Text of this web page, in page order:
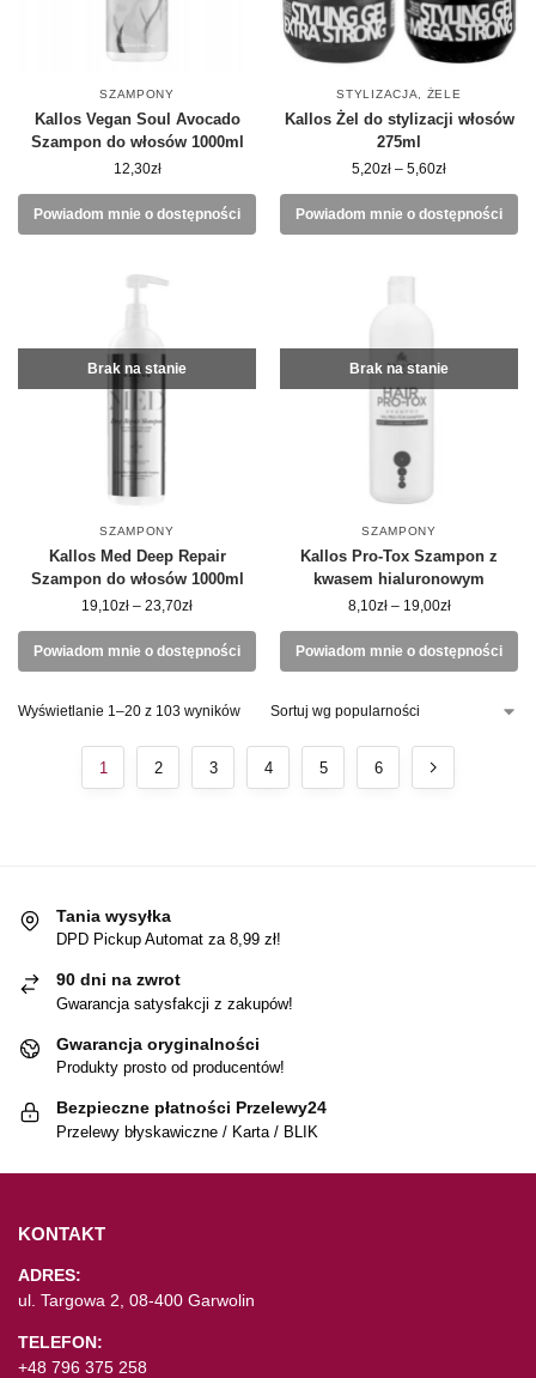
SZAMPONY
Kallos Vegan Soul Avocado
Szampon do włosów 1000ml
12,30zł
Powiadom mnie o dostępności
STYLIZACJA ŻELE
Kallos Żel do stylizacji włosów
275ml
5,20zł – 5,60zł
Powiadom mnie o dostępności
Brak na stanie
SZAMPONY
Kallos Med Deep Repair
Szampon do włosów 1000ml
19,10zł – 23,70zł
Powiadom mnie o dostępności
Brak na stanie
SZAMPONY
Kallos Pro-Tox Szampon z
kwasem hialuronowym
8,10zł – 19,00zł
Powiadom mnie o dostępności
Wyświetlanie 1–20 z 103 wyników
1 2 3 4 5 6
Tania wysyłka
DPD Pickup Automat za 8,99 zł!
90 dni na zwrot
Gwarancja satysfakcji z zakupów!
Gwarancja oryginalności
Produkty prosto od producentów!
Bezpieczne płatności Przelewy24
Przelewy błyskawiczne / Karta / BLIK
KONTAKT
ADRES:
ul. Targowa 2, 08-400 Garwolin
TELEFON:
+48 796 375 258